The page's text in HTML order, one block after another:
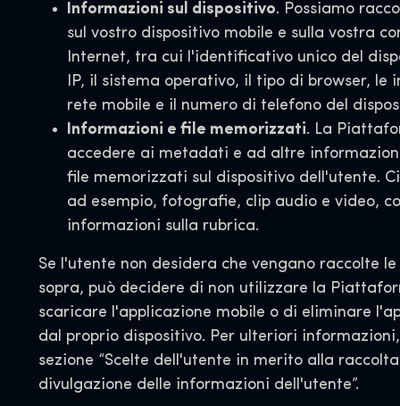
Informazioni sul dispositivo. Possiamo
sul vostro dispositivo mobile e sulla vostra
Internet, tra cui l'identificativo unico del
IP, il sistema operativo, il tipo di browser, le
rete mobile e il numero di telefono del
Informazioni e file memorizzati. La
accedere ai metadati e ad altre
file memorizzati sul dispositivo dell'utente.
ad esempio, fotografie, clip audio e video,
informazioni sulla rubrica.
Se l'utente non desidera che vengano raccolte
sopra, può decidere di non utilizzare la
scaricare l'applicazione mobile o di eliminare
dal proprio dispositivo. Per ulteriori
sezione “Scelte dell'utente in merito alla
divulgazione delle informazioni dell'utente”.